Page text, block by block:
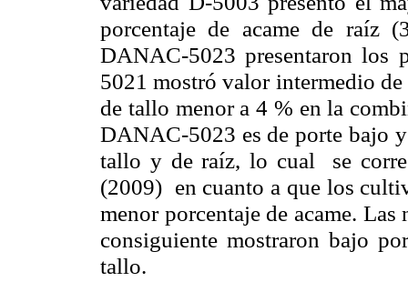
porcentaje de acame de raíz
DANAC-5023 presentaron los
5021 mostró valor intermedio
de tallo menor a 4 % en la
DANAC-5023 es de porte bajo
tallo y de raíz, lo cual se
(2009) en cuanto a que los
menor porcentaje de acame.
consiguiente mostraron bajo
tallo.